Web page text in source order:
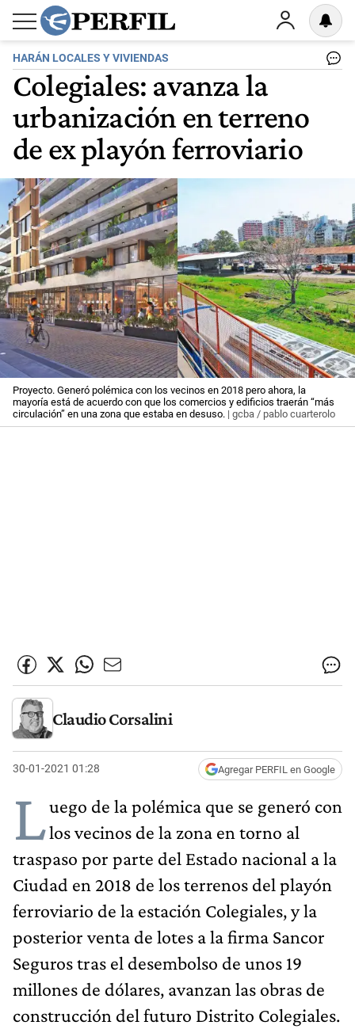
HARÁN LOCALES Y VIVIENDAS
Colegiales: avanza la
urbanización en terreno
de ex playón ferroviario
Proyecto. Generó polémica con los vecinos en 2018 pero ahora, la
mayoría está de acuerdo con que los comercios y edificios traerán “más
circulación” en una zona que estaba en desuso. | gcba / pablo cuarterolo
Claudio Corsalini
30-01-2021 01:28 Agregar PERFIL en Google
Luego de la polémica que se generó con
los vecinos de la zona en torno al
traspaso por parte del Estado nacional a la
Ciudad en 2018 de los terrenos del playón
ferroviario de la estación Colegiales, y la
posterior venta de lotes a la firma Sancor
Seguros tras el desembolso de unos 19
millones de dólares, avanzan las obras de
construcción del futuro Distrito Colegiales.